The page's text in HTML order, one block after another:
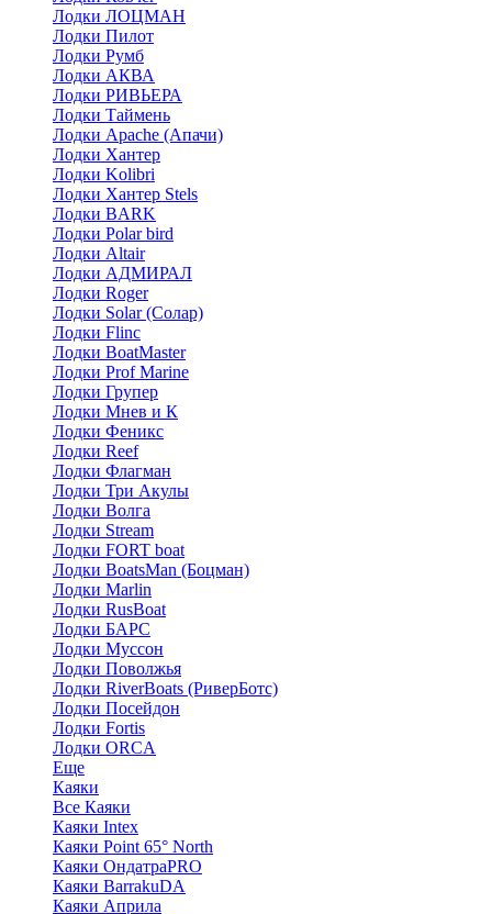
Лодки ЛОЦМАН
Лодки Пилот
Лодки Румб
Лодки АКВА
Лодки РИВЬЕРА
Лодки Таймень
Лодки Apache (Апачи)
Лодки Хантер
Лодки Kolibri
Лодки Хантер Stels
Лодки BARK
Лодки Polar bird
Лодки Altair
Лодки АДМИРАЛ
Лодки Roger
Лодки Solar (Солар)
Лодки Flinc
Лодки BoatMaster
Лодки Prof Marine
Лодки Групер
Лодки Мнев и К
Лодки Феникс
Лодки Reef
Лодки Флагман
Лодки Три Акулы
Лодки Волга
Лодки Stream
Лодки FORT boat
Лодки BoatsMan (Боцман)
Лодки Marlin
Лодки RusBoat
Лодки БАРС
Лодки Муссон
Лодки Поволжья
Лодки RiverBoats (РиверБотс)
Лодки Посейдон
Лодки Fortis
Лодки ORCA
Еще
Каяки
Все Каяки
Каяки Intex
Каяки Point 65° North
Каяки ОндатраPRO
Каяки BarrakuDA
Каяки Априла